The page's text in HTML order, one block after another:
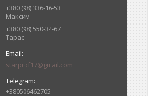
+380 (98) 336-16-53
Максим
+380 (98) 550-34-67
Тарас
starprof17@gmail.com
+380506462705